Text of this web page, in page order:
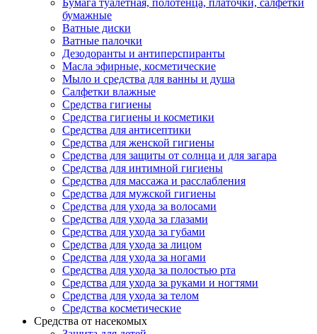
Бумага туалетная, полотенца, платочки, салфетки
бумажные
Ватные диски
Ватные палочки
Дезодоранты и антиперспиранты
Масла эфирные, косметические
Мыло и средства для ванны и душа
Салфетки влажные
Средства гигиены
Средства гигиены и косметики
Средства для антисептики
Средства для женской гигиены
Средства для защиты от солнца и для загара
Средства для интимной гигиены
Средства для массажа и расслабления
Средства для мужской гигиены
Средства для ухода за волосами
Средства для ухода за глазами
Средства для ухода за губами
Средства для ухода за лицом
Средства для ухода за ногами
Средства для ухода за полостью рта
Средства для ухода за руками и ногтями
Средства для ухода за телом
Средства косметические
Средства от насекомых